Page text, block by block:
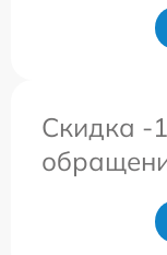
Скидка -